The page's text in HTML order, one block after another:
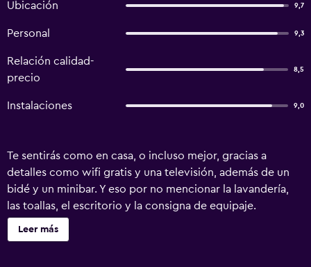
Ubicación 9,7
Personal 9,3
Relación calidad-
precio
8,5
Instalaciones 9,0
Te sentirás como en casa, o incluso mejor, gracias a
detalles como wifi gratis y una televisión, además de un
bidé y un minibar. Y eso por no mencionar la lavandería,
las toallas, el escritorio y la consigna de equipaje.
Leer más